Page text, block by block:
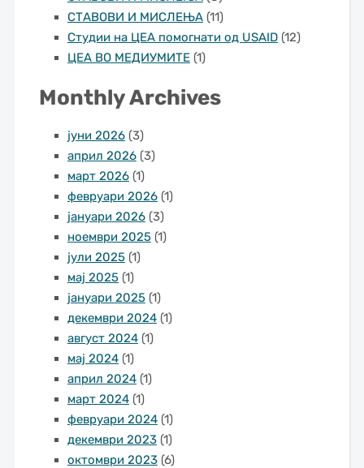
СТАВОВИ И МИСЛЕЊА(11)
Студии на ЦЕА помогнати од USAID(12)
ЦЕА ВО МЕДИУМИТЕ(1)
Monthly Archives
јуни 2026(3)
април 2026(3)
март 2026(1)
февруари 2026(1)
јануари 2026(3)
ноември 2025(1)
јули 2025(1)
мај 2025(1)
јануари 2025(1)
декември 2024(1)
август 2024(1)
мај 2024(1)
април 2024(1)
март 2024(1)
февруари 2024(1)
декември 2023(1)
октомври 2023(6)